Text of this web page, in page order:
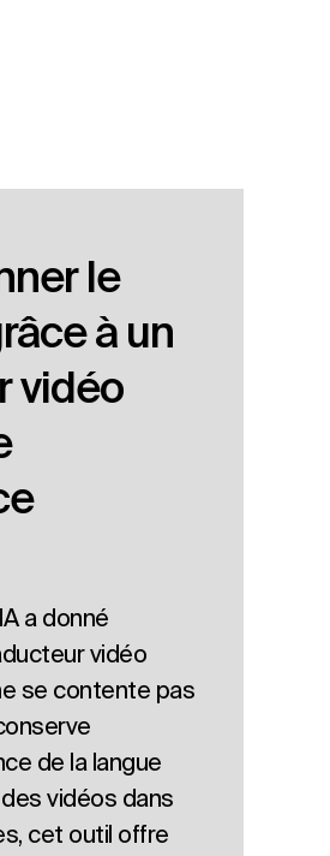
le
à un
vidéo
a donné
vidéo
se contente pas
de la langue
vidéos dans
cet outil offre